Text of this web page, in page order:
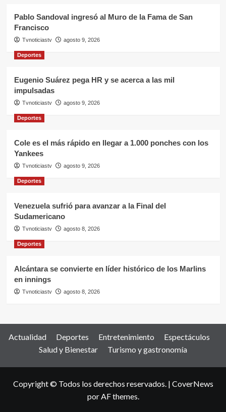
Pablo Sandoval ingresó al Muro de la Fama de San
Francisco
Tvnoticiastv agosto 9, 2026
Deportes
Eugenio Suárez pega HR y se acerca a las mil
impulsadas
Tvnoticiastv agosto 9, 2026
Deportes
Cole es el más rápido en llegar a 1.000 ponches con los
Yankees
Tvnoticiastv agosto 9, 2026
Deportes
Venezuela sufrió para avanzar a la Final del
Sudamericano
Tvnoticiastv agosto 8, 2026
Deportes
Alcántara se convierte en líder histórico de los Marlins
en innings
Tvnoticiastv agosto 8, 2026
Actualidad Deportes Entretenimiento
Espectáculos
Salud y Bienestar
Turismo y gastronomía
Copyright © Todos los derechos reservados. | CoverNews
por AF themes.